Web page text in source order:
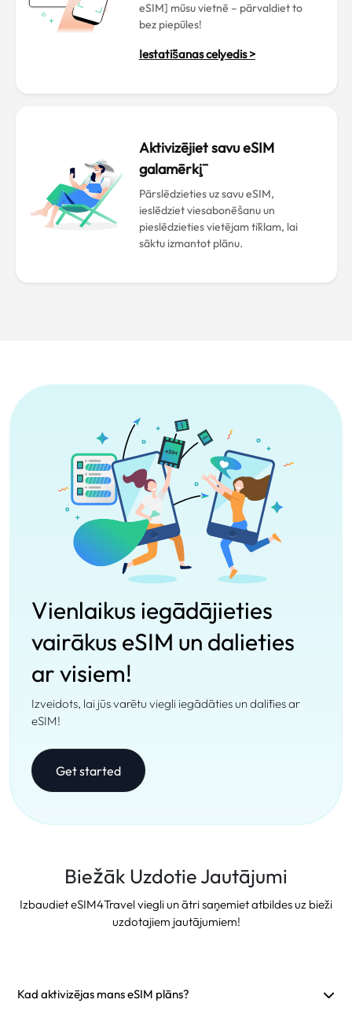
eSIM] mūsu vietnē – pārvaldiet to
bez piepūles!
Iestatīšanas ceļvedis >
Aktivizējiet savu eSIM
galamērķī
Pārslēdzieties uz savu eSIM,
ieslēdziet viesabonēšanu un
pieslēdzieties vietējam tīklam, lai
sāktu izmantot plānu.
Vienlaikus iegādājieties
vairākus eSIM un dalieties
ar visiem!
Izveidots, lai jūs varētu viegli iegādāties un dalīties ar
eSIM!
Get started
Biežāk Uzdotie Jautājumi
Izbaudiet eSIM4Travel viegli un ātri saņemiet atbildes uz bieži
uzdotajiem jautājumiem!
Kad aktivizējas mans eSIM plāns?